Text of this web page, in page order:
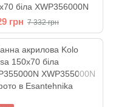
біла XWP356000N
грн 7 332 грн